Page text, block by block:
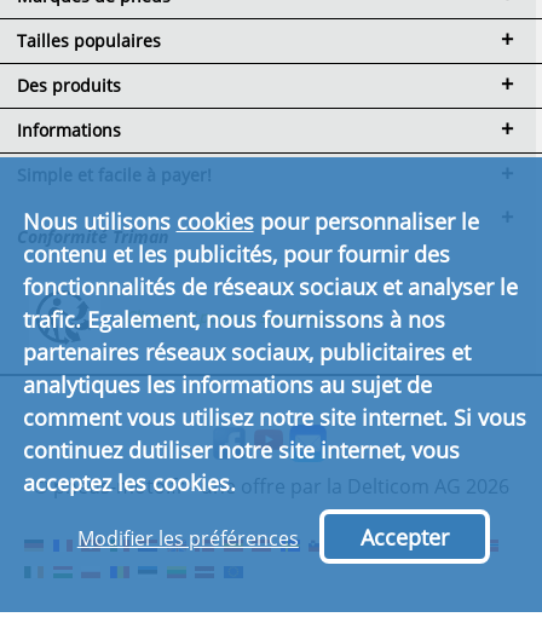
Tailles populaires
Des produits
Informations
et de livraison
Inscription partenaire de
Conformité Triman
Cliquez ici pour en savoir plus.
© pneus-moto.fr - une offre par la Delticom AG 2026
Nous utilisons cookiespour personnaliser le
contenu et les publicités, pour fournir des
fonctionnalités de réseaux sociaux et analyser le
trafic. Egalement, nous fournissons à nos
partenaires réseaux sociaux, publicitaires et
analytiques les informations au sujet de
comment vous utilisez notre site internet. Si vous
continuez dutiliser notre site internet, vous
acceptez les cookies.
Modifier les préférences Accepter